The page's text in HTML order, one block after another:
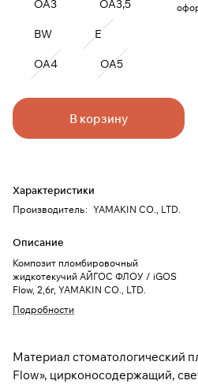
OA3 OA3,5
BW E
OA4 OA5
В корзину
Характеристики
Производитель: YAMAKIN CO., LTD.
Описание
Композит пломбировочный
жидкотекучий АЙГОС ФЛОУ / iGOS
Flow, 2,6г, YAMAKIN CO., LTD.
Подробности
Материал стоматологический
Flow», цирконосодержащий,